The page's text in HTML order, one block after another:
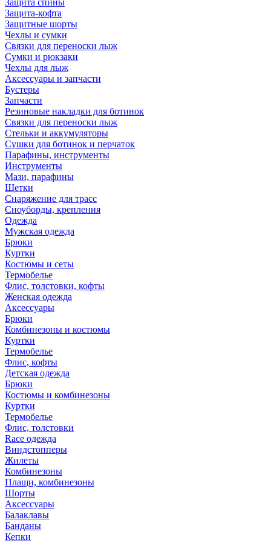
Защита спины
Защита-кофта
Защитные шорты
Чехлы и сумки
Связки для переноски лыж
Сумки и рюкзаки
Чехлы для лыж
Аксессуары и запчасти
Бустеры
Запчасти
Резиновые накладки для ботинок
Связки для переноски лыж
Стельки и аккумуляторы
Сушки для ботинок и перчаток
Парафины, инструменты
Инструменты
Мази, парафины
Щетки
Снаряжение для трасс
Сноуборды, крепления
Одежда
Мужская одежда
Брюки
Куртки
Костюмы и сеты
Термобелье
Флис, толстовки, кофты
Женская одежда
Аксессуары
Брюки
Комбинезоны и костюмы
Куртки
Термобелье
Флис, кофты
Детская одежда
Брюки
Костюмы и комбинезоны
Куртки
Термобелье
Флис, толстовки
Race одежда
Виндстопперы
Жилеты
Комбинезоны
Плащи, комбинезоны
Шорты
Аксессуары
Балаклавы
Банданы
Кепки